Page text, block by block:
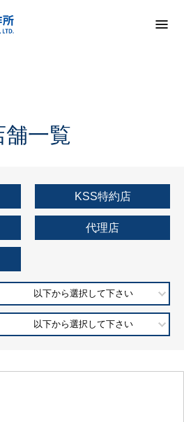
舗一覧
KSS特約店
代理店
以下から選択して下さい
以下から選択して下さい